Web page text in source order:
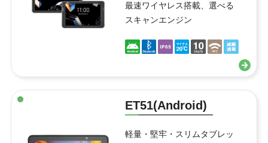
最速ワイヤレス搭載、選べる
スキャンエンジン
ET51(Android)
軽量・堅牢・スリムタブレッ